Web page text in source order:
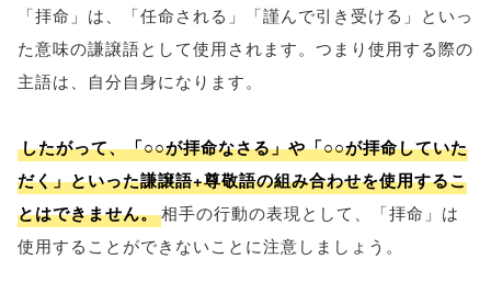
「拝命」は、「任命される」「謹んで引き受ける」といっ
た意味の謙譲語として使用されます。つまり使用する際の
主語は、自分自身になります。
したがって、「○○が拝命なさる」や「○○が拝命していた
だく」といった謙譲語+尊敬語の組み合わせを使用するこ
とはできません。相手の行動の表現として、「拝命」は
使用することができないことに注意しましょう。